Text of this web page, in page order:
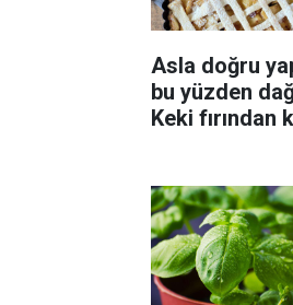
Asla doğru
bu yüzden
Keki fırından